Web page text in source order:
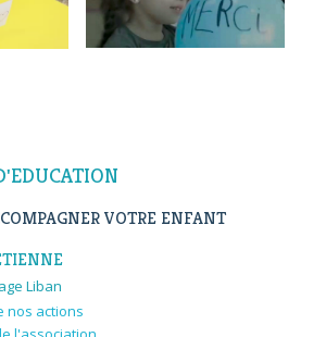
VOTRE ENFANT
Liban
nos actions